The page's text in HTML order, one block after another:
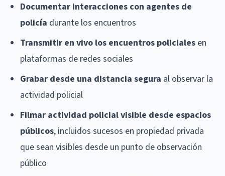
Documentar interacciones con agentes de
policía durante los encuentros
Transmitir en vivo los encuentros policiales en
plataformas de redes sociales
Grabar desde una distancia segura al observar la
actividad policial
Filmar actividad policial visible desde espacios
públicos, incluidos sucesos en propiedad privada
que sean visibles desde un punto de observación
público